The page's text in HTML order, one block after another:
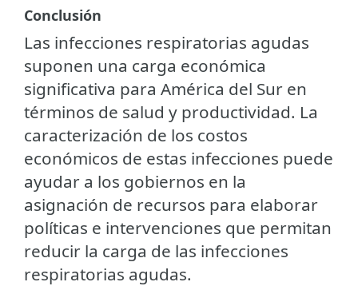
Conclusión
Las infecciones respiratorias agudas
suponen una carga económica
significativa para América del Sur en
términos de salud y productividad. La
caracterización de los costos
económicos de estas infecciones puede
ayudar a los gobiernos en la
asignación de recursos para elaborar
políticas e intervenciones que permitan
reducir la carga de las infecciones
respiratorias agudas.